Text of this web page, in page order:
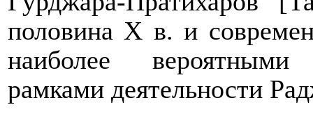
половина X в. и
наиболее вероятными
рамками деятельности